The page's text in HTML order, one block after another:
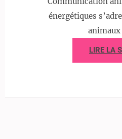
énergétiques
animaux
LIRE LA